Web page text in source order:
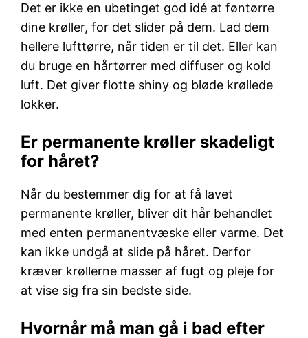
Det er ikke en ubetinget god idé at føntørre
dine krøller, for det slider på dem. Lad dem
hellere lufttørre, når tiden er til det. Eller kan
du bruge en hårtørrer med diffuser og kold
luft. Det giver flotte shiny og bløde krøllede
lokker.
Er permanente krøller skadeligt
for håret?
Når du bestemmer dig for at få lavet
permanente krøller, bliver dit hår behandlet
med enten permanentvæske eller varme. Det
kan ikke undgå at slide på håret. Derfor
kræver krøllerne masser af fugt og pleje for
at vise sig fra sin bedste side.
Hvornår må man gå i bad efter